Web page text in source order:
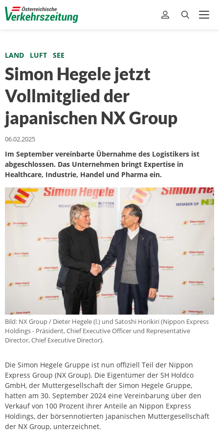
LAND LUFT SEE
Simon Hegele jetzt
Vollmitglied der
japanischen NX Group
06.02.2025
Im September vereinbarte Übernahme des Logistikers ist
abgeschlossen. Das Unternehmen bringt Expertise in
Healthcare, Industrie, Handel und Pharma ein.
Bild: NX Group / Dieter Hegele (l.) und Satoshi Horikiri (Nippon Express
Holdings - Präsident, Chief Executive Officer und Representative
Director, Chief Executive Director).
Die Simon Hegele Gruppe ist nun offiziell Teil der Nippon
Express Group (NX Group). Die Eigentümer der SH Holdco
GmbH, der Muttergesellschaft der Simon Hegele Gruppe,
hatten am 30. September 2024 eine Vereinbarung über den
Verkauf von 100 Prozent ihrer Anteile an Nippon Express
Holdings, der börsennotierten japanischen Muttergesellschaft
der NX Group, unterzeichnet.